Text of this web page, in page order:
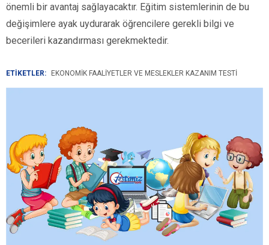
önemli bir avantaj sağlayacaktır. Eğitim sistemlerinin de bu
değişimlere ayak uydurarak öğrencilere gerekli bilgi ve
becerileri kazandırması gerekmektedir.
ETİKETLER: EKONOMIK FAALIYETLER VE MESLEKLER KAZANIM TESTI